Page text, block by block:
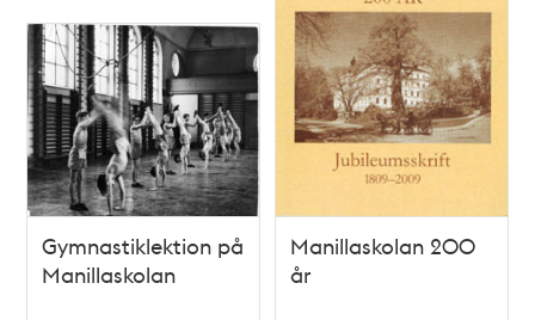
Gymnastiklektion på
Manillaskolan
Manillaskolan 200
år